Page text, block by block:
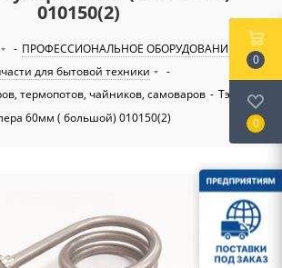
010150(2)
- ПРОФЕССИОНАЛЬНОЕ ОБОРУДОВАНИЕ
-
для бытовой техники
-
термопотов, чайников, самоваров - Тэн для
60мм ( большой) 010150(2)
0
0